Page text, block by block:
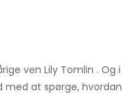
ven Lily Tomlin . Og i
at spørge, hvordan